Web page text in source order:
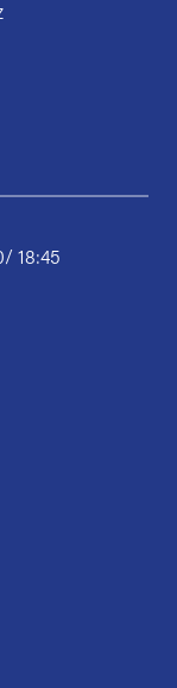
18:45